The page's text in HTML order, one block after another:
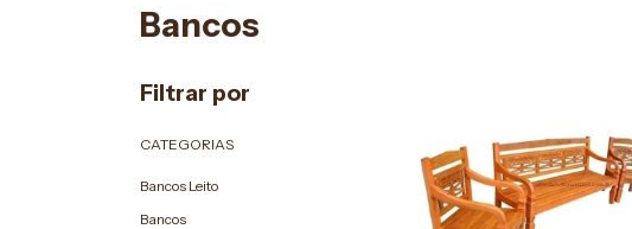
Bancos
Filtrar por
CATEGORIAS
Bancos Leito
Bancos